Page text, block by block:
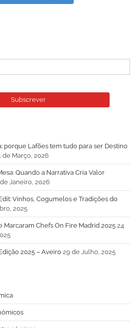
porque Lafões tem tudo para ser Destino
de Março, 2026
Quando a Narrativa Cria Valor
Janeiro, 2026
Vinhos, Cogumelos e Tradições do
2025
Marcaram Chefs On Fire Madrid 2025 24
2025 – Aveiro 29 de Julho, 2025